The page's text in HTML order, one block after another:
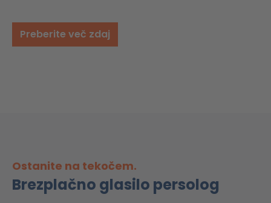
Preberite več zdaj
Ostanite na tekočem.
Brezplačno glasilo persolog